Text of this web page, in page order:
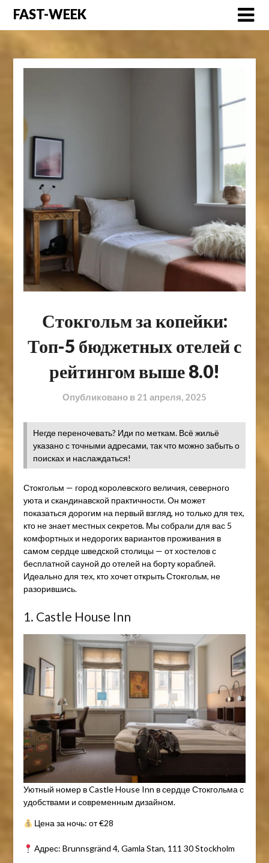
Перейти
FAST-WEEK
Стокгольм за копейки:
Топ-5 бюджетных отелей с
рейтингом выше 8.0!
Опубликовано в 21 апреля, 2025
Негде переночевать? Иди по меткам. Всё жильё
указано с точными адресами, так что можно забыть о
поисках и наслаждаться!
Стокгольм — город королевского величия, северного
уюта и скандинавской практичности. Он может
показаться дорогим на первый взгляд, но только для тех,
кто не знает местных секретов. Мы собрали для вас 5
комфортных и недорогих вариантов проживания в
самом сердце шведской столицы — от хостелов с
бесплатной сауной до отелей на борту кораблей.
Идеально для тех, кто хочет открыть Стокгольм, не
разорившись.
1. Castle House Inn
Уютный номер в Castle House Inn в сердце Стокгольма с
удобствами и современным дизайном.
Цена за ночь: от €28
Адрес: Brunnsgränd 4, Gamla Stan, 111 30 Stockholm